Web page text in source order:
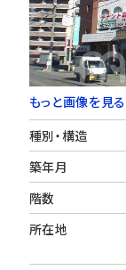
もっと画像を見る
種別・構造
築年月
階数
所在地